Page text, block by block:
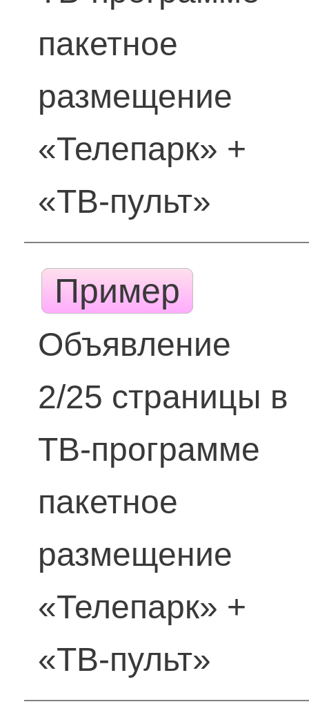
пакетное
размещение
«Телепарк» +
«ТВ-пульт»
Пример
Объявление
2/25 страницы в
ТВ-программе
пакетное
размещение
«Телепарк» +
«ТВ-пульт»